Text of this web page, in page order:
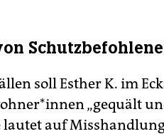
soll Esther K. im
„gequält
lautet auf